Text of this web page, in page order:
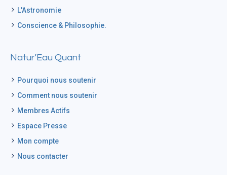
L'Astronomie
Conscience & Philosophie.
Natur’Eau Quant
Pourquoi nous soutenir
Comment nous soutenir
Membres Actifs
Espace Presse
Mon compte
Nous contacter